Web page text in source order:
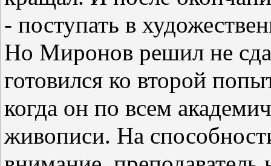
- поступать в
Но Миронов решил не
гото­вился ко второй
когда он по всем
живописи. На